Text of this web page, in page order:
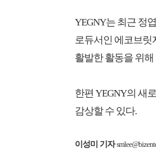
YEGNY는 최근 정
로듀서인 에코브릿
활발한 활동을 위
한편 YEGNY의 새
감상할 수 있다.
이성미 기자